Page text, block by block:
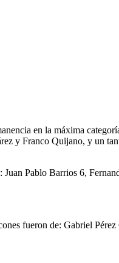
en la máxima
y Franco Quijano, y un
Pablo Barrios 6,
fueron de: Gabriel